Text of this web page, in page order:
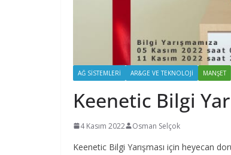
AĞ SISTEMLERI AR&GE VE TEKNOLOJI MANŞET
Keenetic Bilgi
4 Kasım 2022 Osman Selçok
Keenetic Bilgi Yarışması için heyecan